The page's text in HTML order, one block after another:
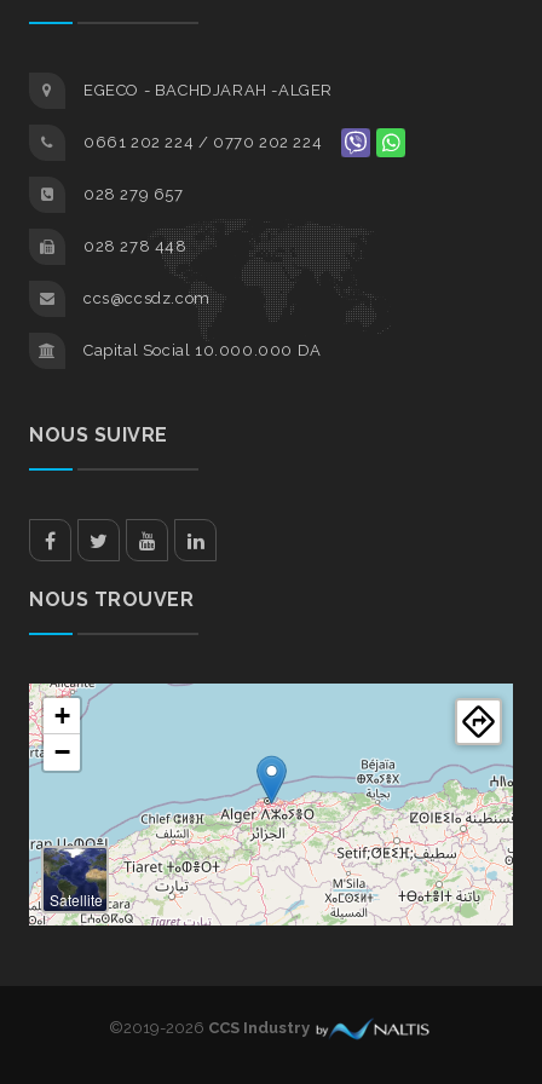
EGECO - BACHDJARAH -ALGER
0661 202 224 / 0770 202 224
028 279 657
028 278 448
ccs@ccsdz.com
Capital Social 10.000.000 DA
NOUS SUIVRE
NOUS TROUVER
Satellite
+
−
©2019-2026 CCS Industry